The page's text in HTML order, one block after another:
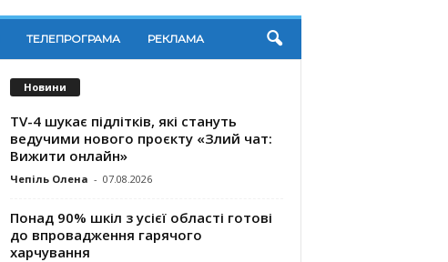
ТЕЛЕПРОГРАМА РЕКЛАМА
Новини
TV-4 шукає підлітків, які стануть
ведучими нового проєкту «Злий чат:
Вижити онлайн»
Чепіль Олена - 07.08.2026
Понад 90% шкіл з усієї області готові
до впровадження гарячого
харчування